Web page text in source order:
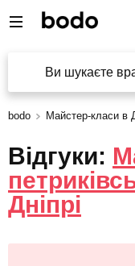
Ви шукаєте
bodo Майстер-класи в
Відгуки:
Дніпрі